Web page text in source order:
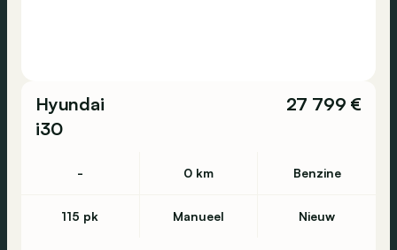
Hyundai
i30
27 799 €
- 0 km Benzine
115 pk Manueel Nieuw